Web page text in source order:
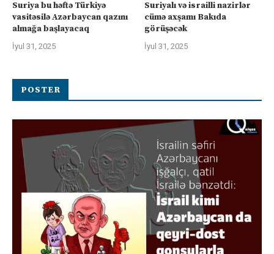
Suriya bu həftə Türkiyə
vasitəsilə Azərbaycan qazını
almağa başlayacaq
İyul 31, 2025
Suriyalı və israilli nazirlər
cümə axşamı Bakıda
görüşəcək
İyul 31, 2025
POSTER